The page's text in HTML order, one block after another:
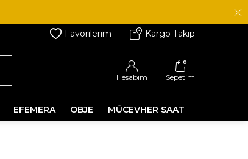
Favorilerim Kargo Takip
Hesabım
0
Sepetim
EFEMERA OBJE MÜCEVHER SAAT